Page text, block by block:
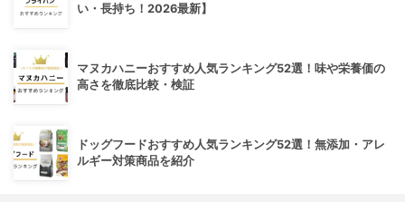
い・長持ち！2026最新】
マヌカハニーおすすめ人気ランキング52選！味や栄養価の
高さを徹底比較・検証
ドッグフードおすすめ人気ランキング52選！無添加・アレ
ルギー対策商品を紹介